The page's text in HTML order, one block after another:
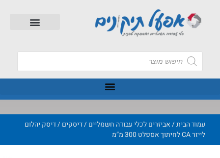
עמוד הבית/אביזרים לכלי עבודה חשמליים/דיסקים/ דיסק יהלום
לייזר CA לחיתוך אספלט 300 מ”מ